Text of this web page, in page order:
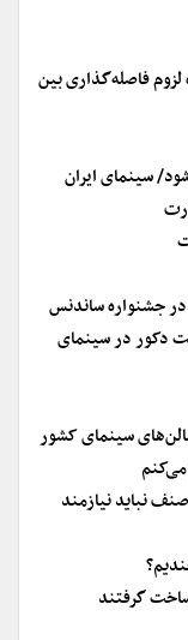
فاصله‌گذاری بین
سینمای ایران
در جشنواره ساندنس‌
دکور در سینمای
سینمای کشور
نباید نیازمند